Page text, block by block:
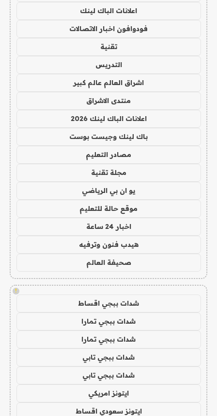
اعلانات الباك لينك
فودوافون اخبار الاتصالات
تقنية
التدريس
اشراق العالم عالم كبير
منتدى الاشراق
اعلانات الباك لينك 2026
باك لينك وجيست بوست
مصادر التعليم
مجلة تقنية
يو ان بي الرياضي
موقع حالة للتعليم
اخبار 24 ساعة
هيدب فنون وترفيه
صحيفة العالم
!
شدات ببجي اقساط
شدات ببجي تمارا
شدات ببجي تمارا
شدات ببجي تابي
شدات ببجي تابي
ايتونز امريكي
ايتونز سعودي اقساط